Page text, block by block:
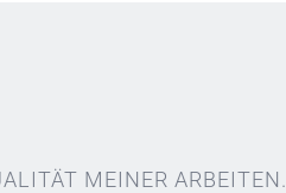
MEINER ARBEITEN.